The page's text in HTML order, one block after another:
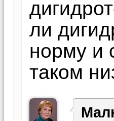
ли
норму и
таком